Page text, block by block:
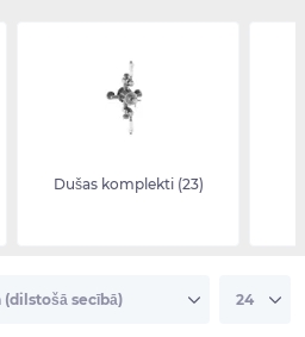
Dušas komplekti (23)